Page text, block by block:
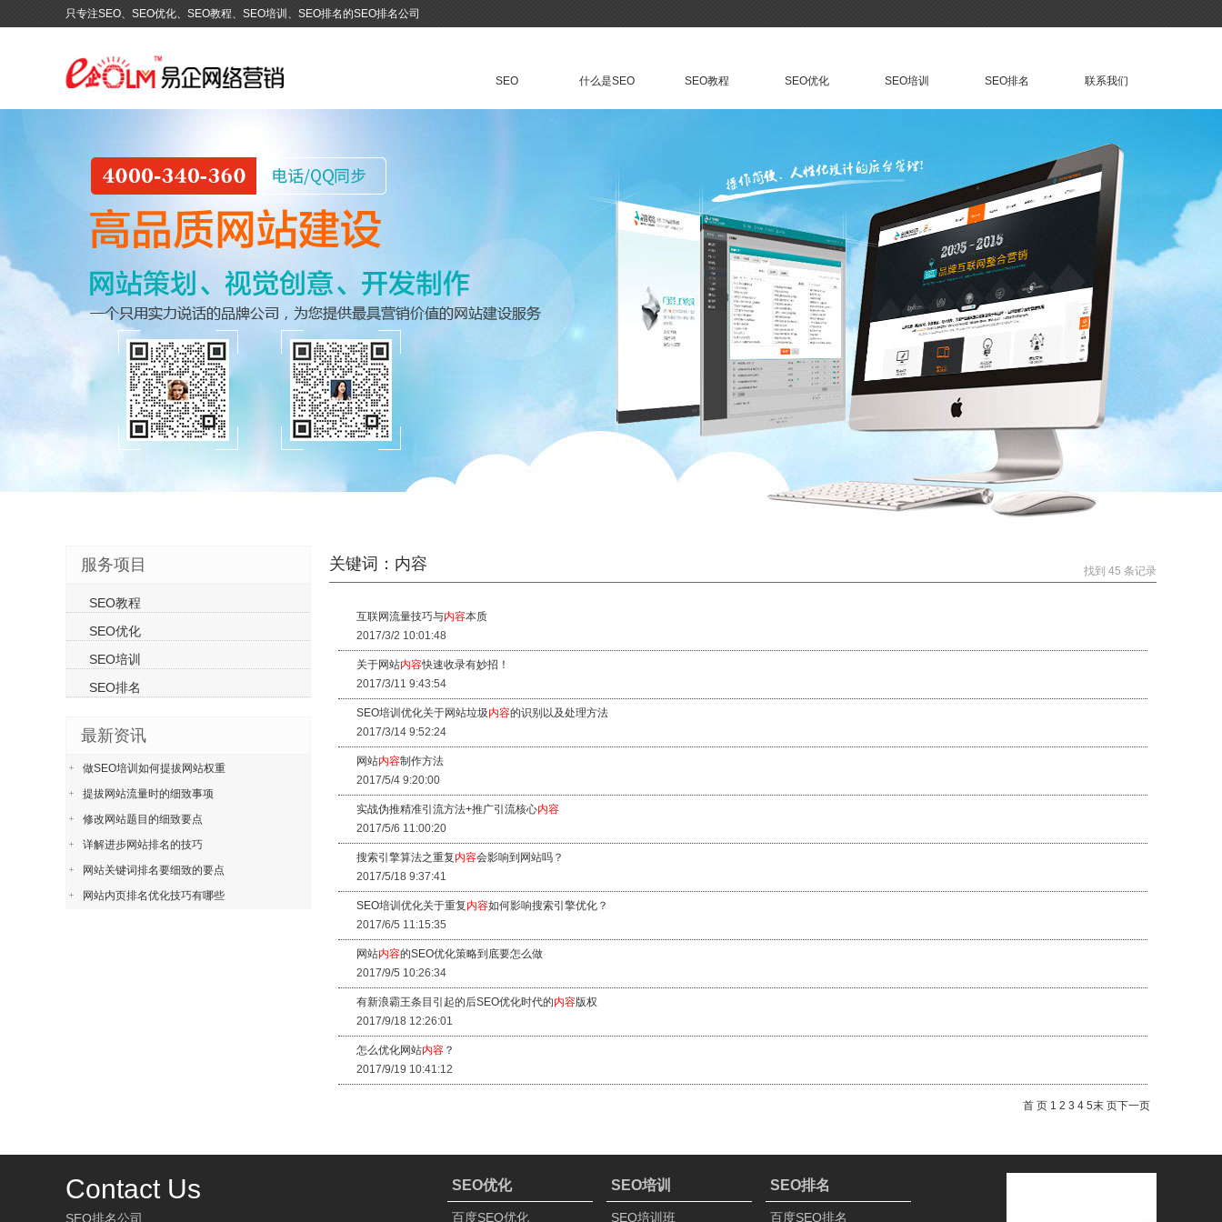
只专注SEO、SEO优化、SEO教程、SEO培训、SEO排名的SEO排名公司
SEO 什么是SEO SEO教程 SEO优化 SEO培训 SEO排名 联系我们
找到 45 条记录
关键词：内容
互联网流量技巧与内容本质
2017/3/2 10:01:48
关于网站内容快速收录有妙招！
2017/3/11 9:43:54
SEO培训优化关于网站垃圾内容的识别以及处理方法
2017/3/14 9:52:24
网站内容制作方法
2017/5/4 9:20:00
实战伪推精准引流方法+推广引流核心内容
2017/5/6 11:00:20
搜索引擎算法之重复内容会影响到网站吗？
2017/5/18 9:37:41
SEO培训优化关于重复内容如何影响搜索引擎优化？
2017/6/5 11:15:35
网站内容的SEO优化策略到底要怎么做
2017/9/5 10:26:34
有新浪霸王条目引起的后SEO优化时代的内容版权
2017/9/18 12:26:01
怎么优化网站内容 ？
2017/9/19 10:41:12
首 页 1 2 3 4 5末 页下一页
服务项目
SEO教程
SEO优化
SEO培训
SEO排名
最新资讯
做SEO培训如何提拔网站权重
提拔网站流量时的细致事项
修改网站题目的细致要点
详解进步网站排名的技巧
网站关键词排名要细致的要点
网站内页排名优化技巧有哪些
Contact Us
SEO排名公司
SEO优化
百度SEO优化
SEO培训
SEO培训班
SEO排名
百度SEO排名